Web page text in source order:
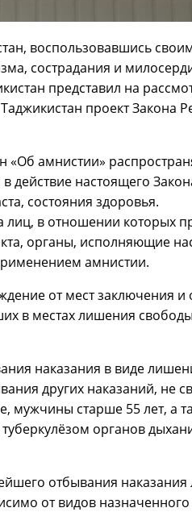
воспользовавшись
сострадания и
представил на
проект Закона
амнистии»
действие настоящего
состояния здоровья.
лиц, в отношении которых
органы, исполняющие
амнистии.
от мест заключения и
в местах лишения свободы
наказания в виде
других наказаний, не
старше 55 лет, а
органов
отбывания
от видов